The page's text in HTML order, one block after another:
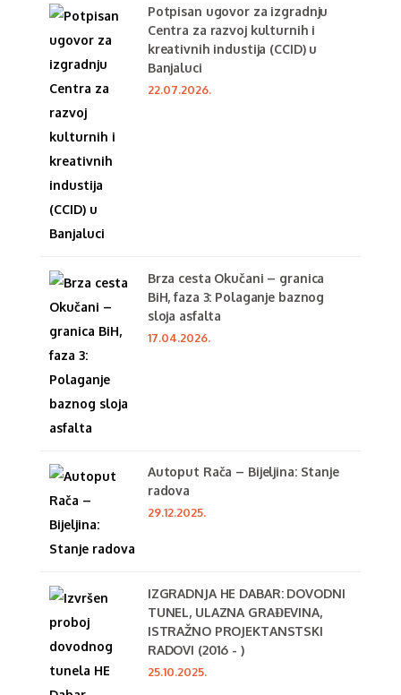
Potpisan ugovor za izgradnju
Centra za razvoj kulturnih i
kreativnih industija (CCID) u
Banjaluci
22.07.2026.
Brza cesta Okučani – granica
BiH, faza 3: Polaganje baznog
sloja asfalta
17.04.2026.
Autoput Rača – Bijeljina: Stanje
radova
29.12.2025.
IZGRADNJA HE DABAR: DOVODNI
TUNEL, ULAZNA GRAĐEVINA,
ISTRAŽNO PROJEKTANSTSKI
RADOVI (2016 - )
25.10.2025.